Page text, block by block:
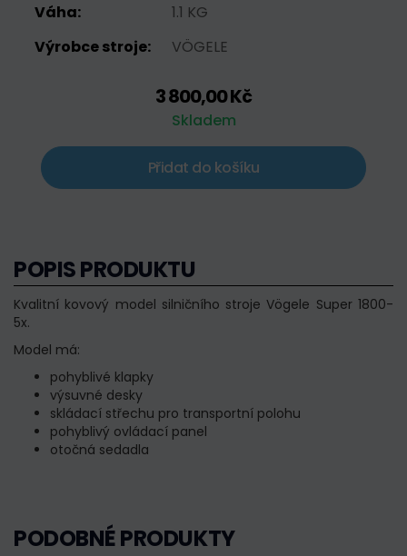
Váha:
1.1 KG
Výrobce stroje:
VÖGELE
3 800,00 Kč
Skladem
Přidat do košíku
POPIS PRODUKTU
Kvalitní kovový model silničního stroje Vögele Super 1800-
5x.
Model má:
pohyblivé klapky
výsuvné desky
skládací střechu pro transportní polohu
pohyblivý ovládací panel
otočná sedadla
PODOBNÉ PRODUKTY